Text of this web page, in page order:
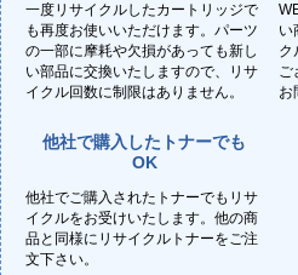
一度リサイクルしたカートリッジで
も再度お使いいただけます。パーツ
の一部に摩耗や欠損があっても新し
い部品に交換いたしますので、リサ
イクル回数に制限はありません。
い
ク
ご
お
他社で購入したトナーでも
OK
他社でご購入されたトナーでもリサ
イクルをお受けいたします。他の商
品と同様にリサイクルトナーをご注
文下さい。